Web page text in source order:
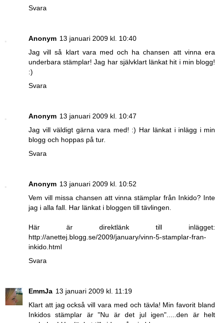
Svara
Anonym 13 januari 2009 kl. 10:40
Jag vill så klart vara med och ha chansen att vinna era
underbara stämplar! Jag har självklart länkat hit i min blogg!
:)
Svara
Anonym 13 januari 2009 kl. 10:47
Jag vill väldigt gärna vara med! :) Har länkat i inlägg i min
blogg och hoppas på tur.
Svara
Anonym 13 januari 2009 kl. 10:52
Vem vill missa chansen att vinna stämplar från Inkido? Inte
jag i alla fall. Har länkat i bloggen till tävlingen.
Här är direktlänk till inlägget:
http://anettej.blogg.se/2009/january/vinn-5-stamplar-fran-
inkido.html
Svara
EmmJa 13 januari 2009 kl. 11:19
Klart att jag också vill vara med och tävla! Min favorit bland
Inkidos stämplar är "Nu är det jul igen".....den är helt